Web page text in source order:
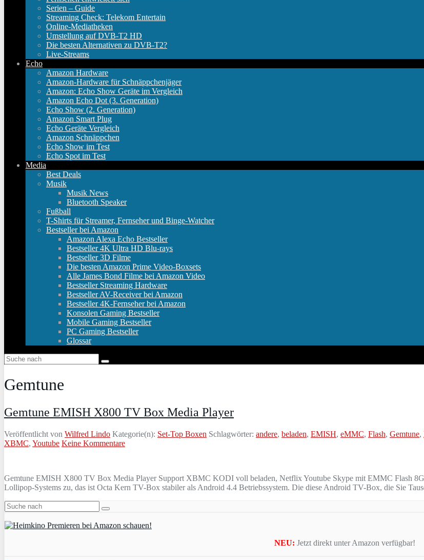
Serien – Guide
Streaming Check: Telekom Entertain
Online-Mediatheken
Umstellung auf DVB-T2 HD
Die besten Alternativen zu DVB-T2?
Live-Streams
Echo
Amazon Hardware
Amazon-Hardware für Schnäppchenjäger
Amazon: Echo Show Geräte im Vergleich
Amazon Echo Dot (3. Generation)
Echo Show (2. Generation)
Amazon Smart Plug
Echo Geräte Vergleich
Amazon Schnäppchen
Echo Show im Test
Echo Spot im Test
Media
Best Deals
Musik
Musik News
Bluetooth Speaker
Fußball
T-Shirts für Streamer, Fernseher und Binge-Watcher
Bestseller bei Amazon
Amazon Alexa Echo Bestseller
Bestseller 4K Ultra HD Blu-rays
Bestseller 3D Filme
Die besten Amazon Prime Video-Boxsets
Alle James Bond Filme bei Amazon Video
Bestseller Streaming Hardware
Bestseller AV-Receiver bei Amazon
Bestseller 4K-Fernseher bei Amazon
Konsolen Gaming Bestseller
Mobile Gaming Bestseller
PC Gaming Bestseller
Glossar
Gemtune
Gemtune EMISH X800 TV Box Media Player
Veröffentlicht von Wilfred Lindo Kategorie(n): Set-Top Boxen Schlagwörter: andere, beladen, EMISH, eMMC, Flash, Gemtune,
XBMC, Youtube Keine Kommentare
Gemtune EMISH X800 TV Box Media Player Support XBMC KODI voll beladen, Netflix Youtube Skype mit EMMC Flash
Lollipop-Systems zu, das ist Octa Kern TV-Box stabiler als Android 4.4 Betriebssystem. Die diese Android TV-Box, die Sie
NEU: Jetzt direkt unter Amazon verfügbar!